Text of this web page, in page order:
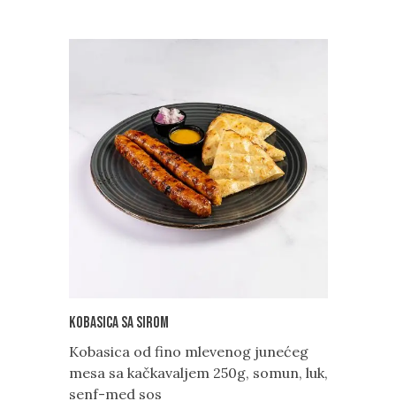
Kobasica sa sirom
Kobasica od fino mlevenog junećeg
mesa sa kačkavaljem 250g, somun, luk,
senf-med sos